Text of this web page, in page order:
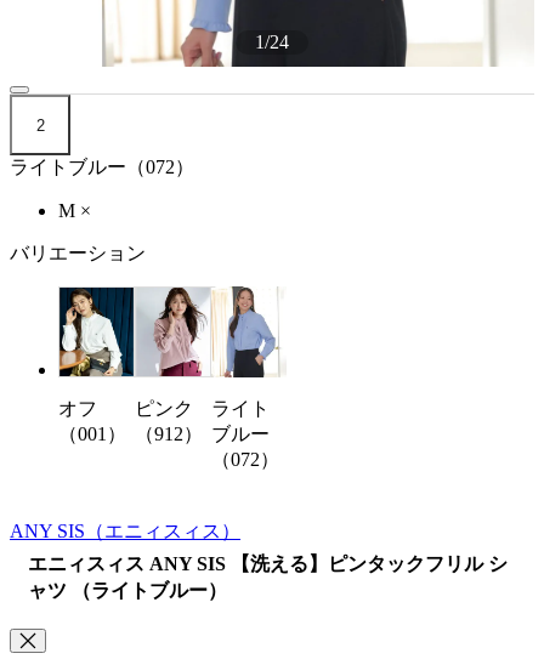
1/24
2
ライトブルー（072）
M ×
バリエーション
オフ
（001）
ピンク
（912）
ライト
ブルー
（072）
ANY SIS （エニィスィス）
エニィスィス ANY SIS 【洗える】ピンタックフリル シ
ャツ （ライトブルー）